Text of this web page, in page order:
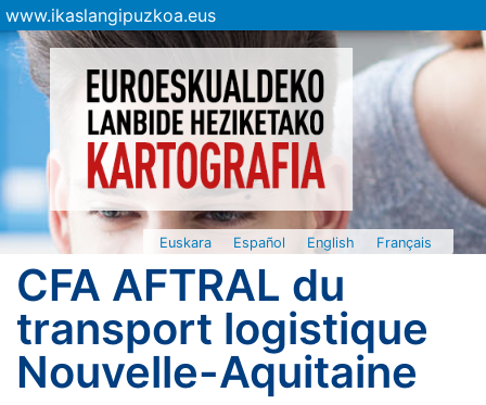
www.ikaslangipuzkoa.eus
Euskara Español English Français
CFA AFTRAL du
transport logistique
Nouvelle-Aquitaine